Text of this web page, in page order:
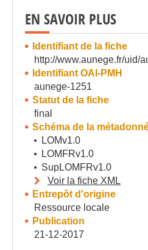
EN SAVOIR PLUS
Identifiant de la fiche
http://www.aunege.fr/uid/
Identifiant OAI-PMH
aunege-1251
Statut de la fiche
final
Schéma de la
LOMv1.0
LOMFRv1.0
SupLOMFRv1.0
Voir la fiche XML
Entrepôt d'origine
Ressource locale
Publication
21-12-2017